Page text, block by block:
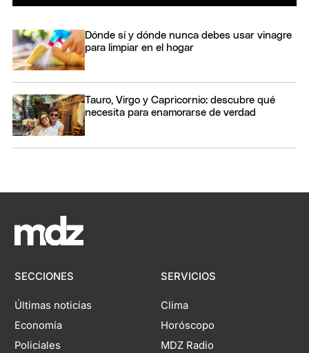
Dónde sí y dónde nunca debes usar vinagre
para limpiar en el hogar
Tauro, Virgo y Capricornio: descubre qué
necesita para enamorarse de verdad
SECCIONES
Últimas noticias
Economía
Policiales
SERVICIOS
Clima
Horóscopo
MDZ Radio